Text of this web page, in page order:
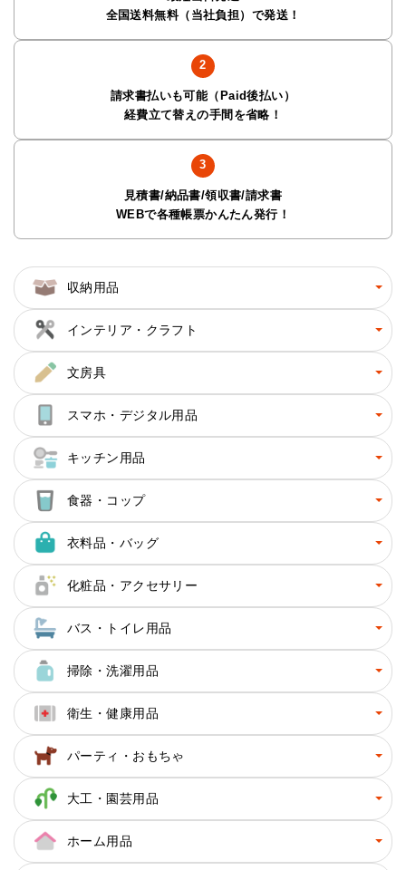
全国送料無料（当社負担）で発送！
請求書払いも可能（Paid後払い）
経費立て替えの手間を省略！
見積書/納品書/領収書/請求書
WEBで各種帳票かんたん発行！
収納用品
インテリア・クラフト
文房具
スマホ・デジタル用品
キッチン用品
食器・コップ
衣料品・バッグ
化粧品・アクセサリー
バス・トイレ用品
掃除・洗濯用品
衛生・健康用品
パーティ・おもちゃ
大工・園芸用品
ホーム用品